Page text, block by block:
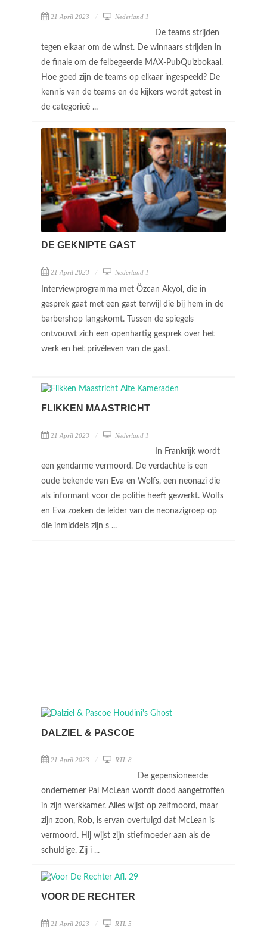
21 April 2023 Nederland 1
De teams strijden
tegen elkaar om de winst. De winnaars strijden in
de finale om de felbegeerde MAX-PubQuizbokaal.
Hoe goed zijn de teams op elkaar ingespeeld? De
kennis van de teams en de kijkers wordt getest in
de categorieë ...
DE GEKNIPTE GAST
21 April 2023 Nederland 1
Interviewprogramma met Özcan Akyol, die in
gesprek gaat met een gast terwijl die bij hem in de
barbershop langskomt. Tussen de spiegels
ontvouwt zich een openhartig gesprek over het
werk en het privéleven van de gast.
FLIKKEN MAASTRICHT
21 April 2023 Nederland 1
In Frankrijk wordt
een gendarme vermoord. De verdachte is een
oude bekende van Eva en Wolfs, een neonazi die
als informant voor de politie heeft gewerkt. Wolfs
en Eva zoeken de leider van de neonazigroep op
die inmiddels zijn s ...
DALZIEL & PASCOE
21 April 2023 RTL 8
De gepensioneerde
ondernemer Pal McLean wordt dood aangetroffen
in zijn werkkamer. Alles wijst op zelfmoord, maar
zijn zoon, Rob, is ervan overtuigd dat McLean is
vermoord. Hij wijst zijn stiefmoeder aan als de
schuldige. Zij i ...
VOOR DE RECHTER
21 April 2023 RTL 5